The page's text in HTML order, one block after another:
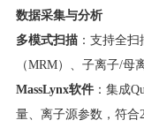
​数据采集与分析​
​多模式扫描​：支持全扫
（MRM）、子离子/母
​MassLynx软件​：集成
量、离子源参数，符合